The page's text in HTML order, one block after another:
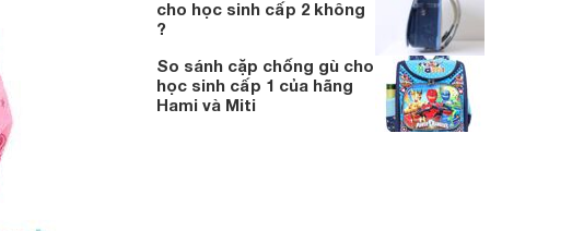
cho học sinh cấp 2 không
?
So sánh cặp chống gù cho
học sinh cấp 1 của hãng
Hami và Miti